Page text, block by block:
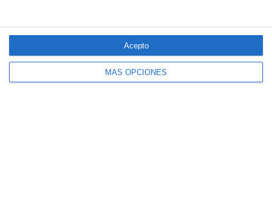
MÁS OPCIONES
Acepto
especiales ante los últimos incendios
forestales